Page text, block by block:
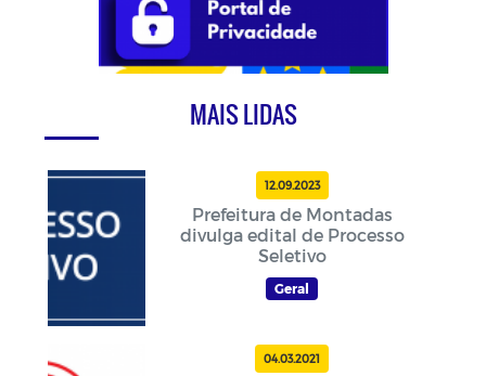
MAIS LIDAS
12.09.2023
Prefeitura de Montadas
divulga edital de Processo
Seletivo
Geral
04.03.2021